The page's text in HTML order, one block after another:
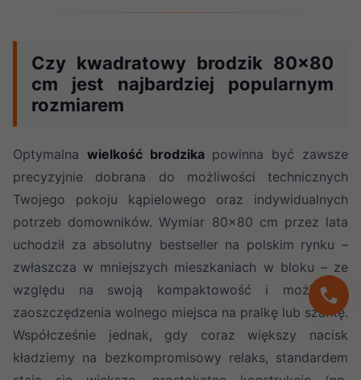
Czy kwadratowy brodzik 80x80
cm jest najbardziej popularnym
rozmiarem
Optymalna wielkość brodzikapowinna być zawsze
precyzyjnie dobrana do możliwości technicznych
Twojego pokoju kąpielowego oraz indywidualnych
potrzeb domowników. Wymiar 80x80 cm przez lata
uchodził za absolutny bestseller na polskim rynku –
zwłaszcza w mniejszych mieszkaniach w bloku – ze
względu na swoją kompaktowość i możliwość
zaoszczędzenia wolnego miejsca na pralkę lub szafkę.
Współcześnie jednak, gdy coraz większy nacisk
kładziemy na bezkompromisowy relaks, standardem